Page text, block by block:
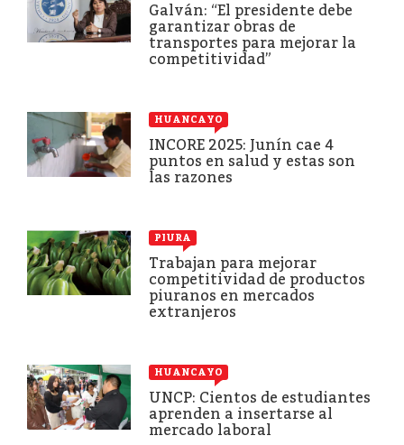
Galván: “El presidente debe
garantizar obras de
transportes para mejorar la
competitividad”
HUANCAYO
INCORE 2025: Junín cae 4
puntos en salud y estas son
las razones
PIURA
Trabajan para mejorar
competitividad de productos
piuranos en mercados
extranjeros
HUANCAYO
UNCP: Cientos de estudiantes
aprenden a insertarse al
mercado laboral